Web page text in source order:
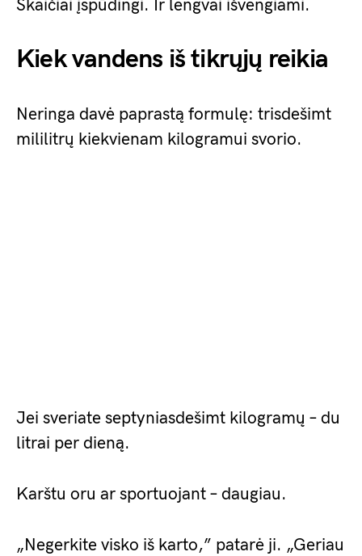
Skaičiai įspūdingi. Ir lengvai išvengiami.
Kiek vandens iš tikrųjų reikia
Neringa davė paprastą formulę: trisdešimt
mililitrų kiekvienam kilogramui svorio.
Jei sveriate septyniasdešimt kilogramų – du
litrai per dieną.
Karštu oru ar sportuojant – daugiau.
„Negerkite visko iš karto,” patarė ji. „Geriau